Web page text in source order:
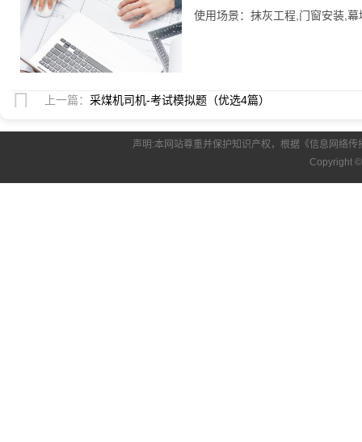
使用场景：抹灰工程,门窗安装,幕
上一篇： 采煤机司机-考试模拟题（优选4篇）
声明:本网站尊重并保护知识产权，根据《信息网络
Copyright